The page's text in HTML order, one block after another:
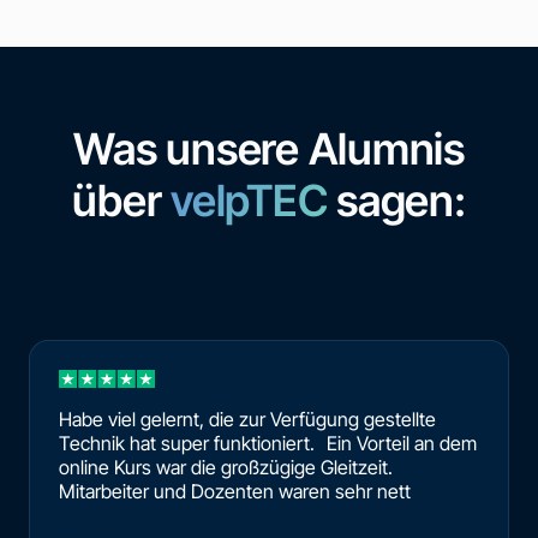
Was unsere Alumnis
übervelpTEC sagen:
Habe viel gelernt, die zur Verfügung gestellte
Technik hat super funktioniert. Ein Vorteil an dem
online Kurs war die großzügige Gleitzeit.
Mitarbeiter und Dozenten waren sehr nett